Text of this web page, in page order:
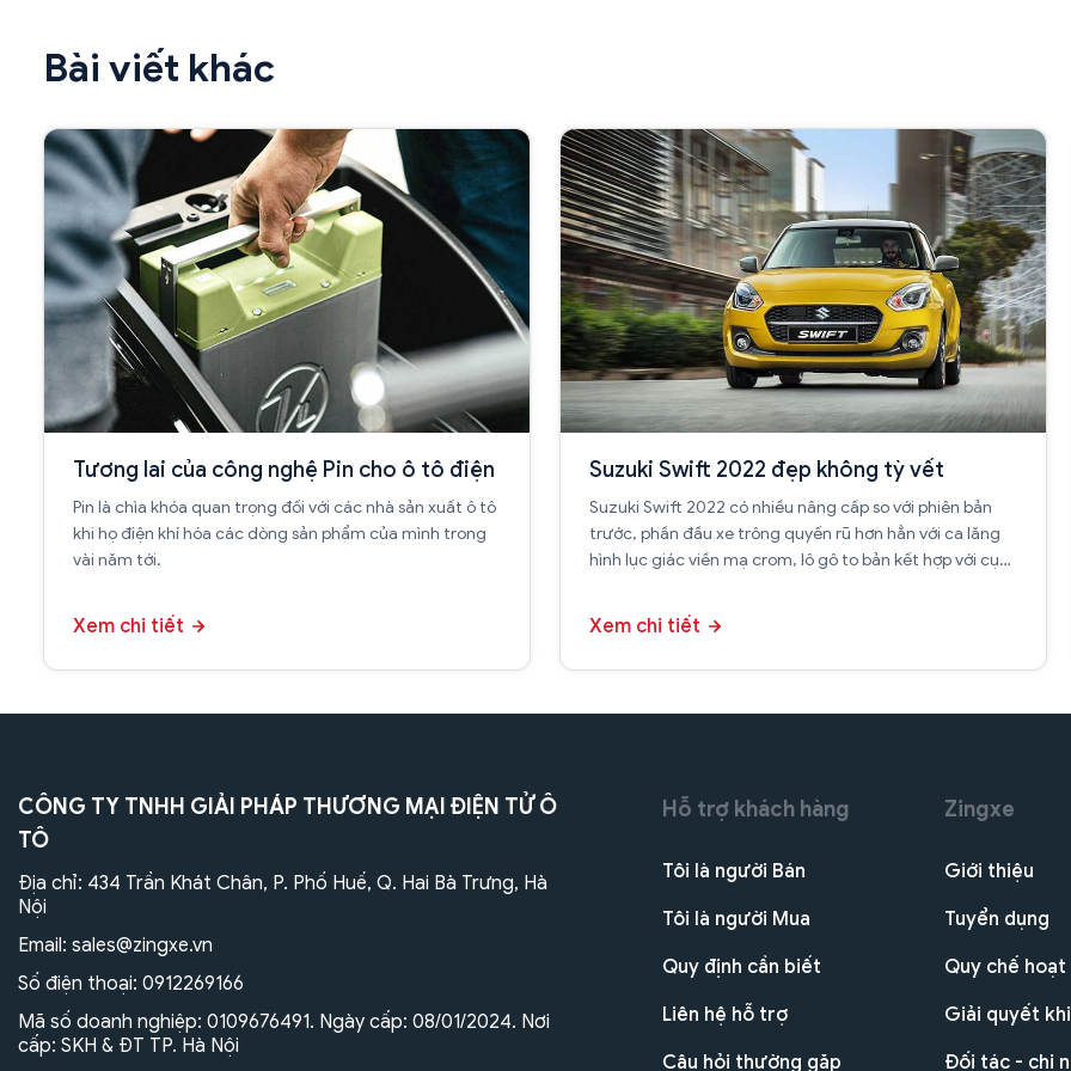
Bài viết khác
Tương lai của công nghệ Pin cho ô tô điện
Pin là chìa khóa quan trọng đối với các nhà sản xuất ô tô
khi họ điện khí hóa các dòng sản phẩm của mình trong
vài năm tới.
Xem chi tiết
Suzuki Swift 2022 đẹp không tỳ vết
Suzuki Swift 2022 có nhiều nâng cấp so với phiên bản
trước, phần đầu xe trông quyến rũ hơn hẳn với ca lăng
hình lục giác viền mạ crom, lô gô to bản kết hợp với cụm
Xem chi tiết
CÔNG TY TNHH GIẢI PHÁP THƯƠNG MẠI ĐIỆN TỬ Ô
TÔ
Địa chỉ: 434 Trần Khát Chân, P. Phố Huế, Q. Hai Bà Trưng, Hà
Nội
Email: sales@zingxe.vn
Số điện thoại: 0912269166
Mã số doanh nghiệp: 0109676491. Ngày cấp: 08/01/2024. Nơi
cấp: SKH & ĐT TP. Hà Nội
Hỗ trợ khách hàng
Tôi là người Bán
Tôi là người Mua
Quy định cần biết
Liên hệ hỗ trợ
Câu hỏi thường gặp
Zingxe
Giới thiệu
Tuyển dụng
Quy chế
Giải quyết
Đối tác - chi